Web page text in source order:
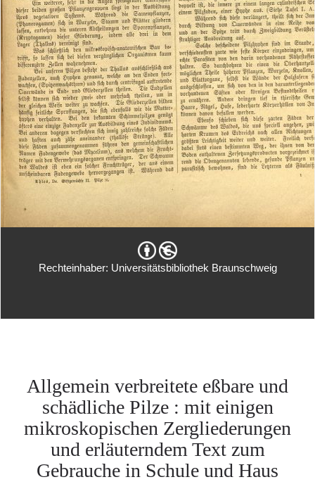
Rechteinhaber: Universitätsbibliothek Braunschweig
Allgemein verbreitete eßbare und
schädliche Pilze : mit einigen
mikroskopischen Zergliederungen
und erläuterndem Text zum
Gebrauche in Schule und Haus